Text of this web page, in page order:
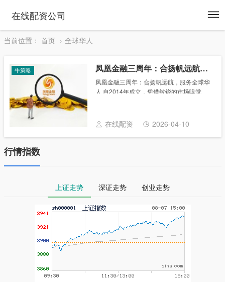
在线配资公司
当前位置： 首页 全球华人
牛策略 凤凰金融三周年：合扬帆远航，服务全球华人
凤凰金融三周年：合扬帆远航，服务全球华
人 自2014年成立，凭借敏锐的市场嗅觉、
象逐渐深入人心。12月2日，凤凰金融上线
运营......
在线配资 2026-04-10
行情指数
上证走势 深证走势 创业走势